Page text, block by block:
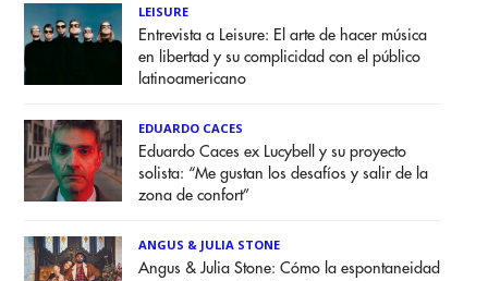
LEISURE
Entrevista a Leisure: El arte de hacer música
en libertad y su complicidad con el público
latinoamericano
EDUARDO CACES
Eduardo Caces ex Lucybell y su proyecto
solista: “Me gustan los desafíos y salir de la
zona de confort”
ANGUS & JULIA STONE
Angus & Julia Stone: Cómo la espontaneidad